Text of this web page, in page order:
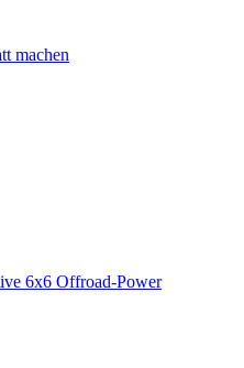
machen
6x6 Offroad-Power